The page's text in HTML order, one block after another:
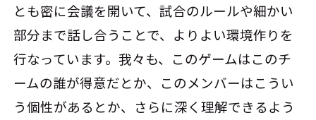
とも密に会議を開いて、試合のルールや細かい
部分まで話し合うことで、よりよい環境作りを
行なっています。我々も、このゲームはこのチ
ームの誰が得意だとか、このメンバーはこうい
う個性があるとか、さらに深く理解できるよう